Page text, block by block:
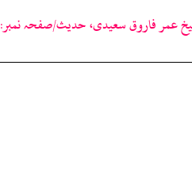
عمر فاروق سعیدی، حدیث/صفحہ نمبر: 4099]